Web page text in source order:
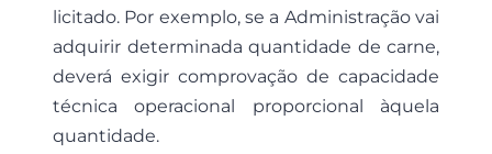
licitado. Por exemplo, se a Administração vai
adquirir determinada quantidade de carne,
deverá exigir comprovação de capacidade
técnica operacional proporcional àquela
quantidade.